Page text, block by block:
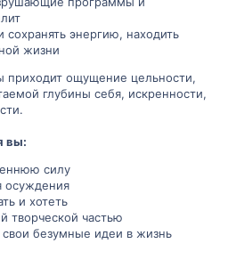
сохранять энергию, находить
жизни
приходит ощущение цельности,
глубины себя, искренности,
вы:
силу
осуждения
и хотеть
творческой частью
свои безумные идеи в жизнь